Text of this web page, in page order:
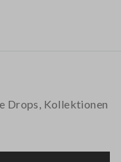
Drops, Kollektionen